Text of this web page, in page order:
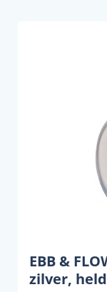
EBB &
zilver,